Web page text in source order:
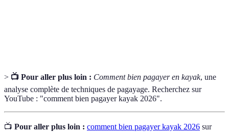
> 📺 Pour aller plus loin : Comment bien pagayer en kayak, une
analyse complète de techniques de pagayage. Recherchez sur
YouTube : "comment bien pagayer kayak 2026".
📺 Pour aller plus loin : comment bien pagayer kayak 2026 sur